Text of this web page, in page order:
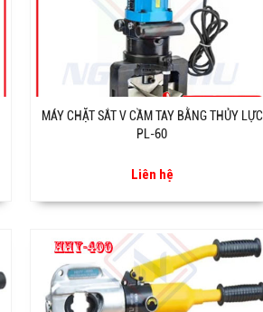
MÁY CHẶT SẮT V CẦM TAY BẰNG THỦY LỰC
PL-60
Liên hệ